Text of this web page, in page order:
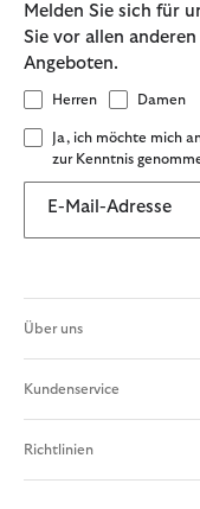
Melden Sie sich für
Sie vor allen
Angeboten.
Herren Damen
Ja, ich möchte mich
zur Kenntnis
E-Mail-Adresse
Über uns
Kundenservice
Richtlinien